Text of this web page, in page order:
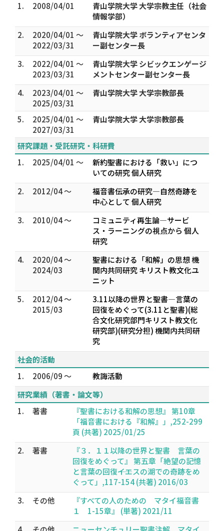
1.
2008/04/01
青山学院大学 大学宗教主任（社会
情報学部）
2.
2020/04/01 ～
2022/03/31
青山学院大学 ボランティアセンタ
ー副センター長
3.
2022/04/01 ～
2023/03/31
青山学院大学 シビックエンゲージ
メントセンター副センター長
4.
2023/04/01 ～
2025/03/31
青山学院大学 大学宗教部長
5.
2025/04/01 ～
2027/03/31
青山学院大学 大学宗教部長
研究課題・受託研究・科研費
1.
2025/04/01 ～
新約聖書における「救い」につ
いての研究 個人研究
2.
2012/04 ～
福音書伝承の研究―自然奇跡を
中心として 個人研究
3.
2010/04 ～
コミュニティ再生論―サービ
ス・ラーニングの視点から 個人
研究
4.
2020/04 ～
2024/03
聖書における「和解」の思想 機
関内共同研究 キリスト教文化ユ
ニット
5.
2012/04 ～
2015/03
3.11以降の世界と聖書―言葉の
回復をめぐって(3.11と聖書)(総
合文化研究部門キリスト教文化
研究部)(研究分担) 機関内共同研
究
社会的活動
1.
2006/09 ～
教誨活動
研究業績（著書・論文等）
1.
著書
『聖書における和解の思想』 第10章
「福音書における『和解』」,252-299
頁 (共著) 2025/01/25
2.
著書
『３．１１以降の世界と聖書 言葉の
回復をめぐって』 第五章「絶望の記憶
と言葉の回復――イエスの湖での奇跡をめ
ぐって」,117-154 (共著) 2016/03
3.
その他
『すべての人のための マタイ福音書
１ 1-15章』 (単著) 2021/11